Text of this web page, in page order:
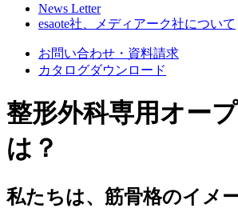
News Letter
esaote社、メディアーク社について
お問い合わせ・資料請求
カタログダウンロード
整形外科専用オー
は？
私たちは、筋骨格のイメ